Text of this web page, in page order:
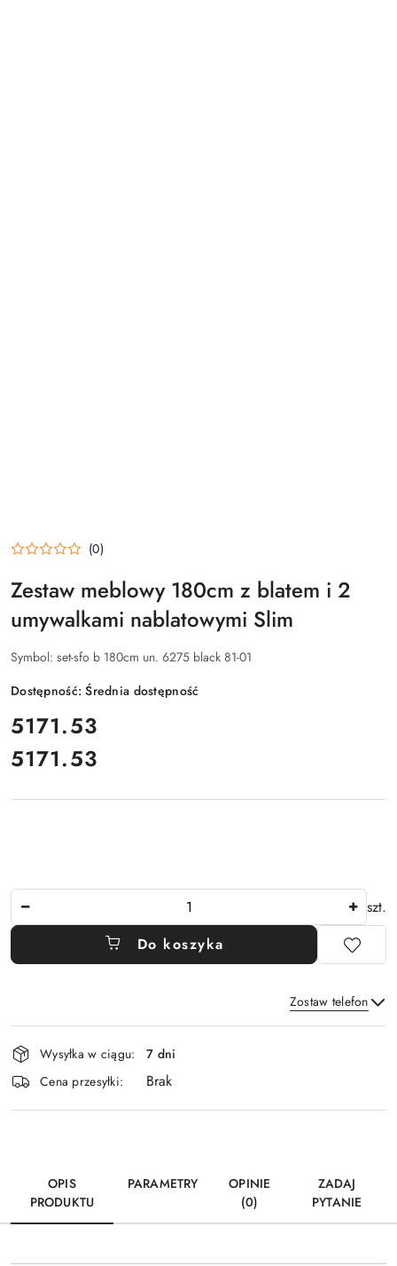
(0)
Zestaw meblowy 180cm z blatem i 2
umywalkami nablatowymi Slim
Symbol: set-sfo b 180cm un. 6275 black 81-01
Dostępność:Średnia dostępność
cena:
5171.53
Cena:
5171.53
szt.
Do koszyka
Zostaw telefon
Dostępność
i
dostawa
Wysyłka w ciągu:
7 dni
Cena przesyłki:
Brak
OPIS
PRODUKTU
PARAMETRY
OPINIE
(0)
ZADAJ
PYTANIE